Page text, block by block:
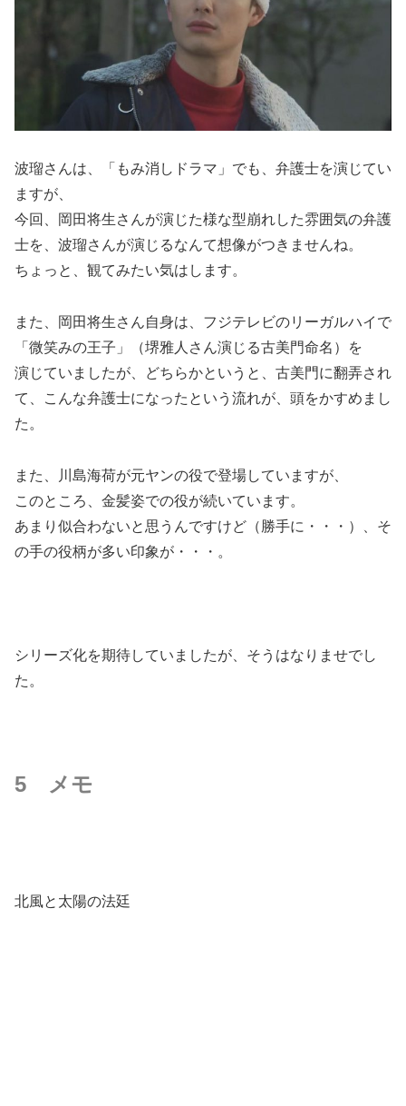
波瑠さんは、「もみ消しドラマ」でも、弁護士を演じてい
ますが、
今回、岡田将生さんが演じた様な型崩れした雰囲気の弁護
士を、波瑠さんが演じるなんて想像がつきませんね。
ちょっと、観てみたい気はします。
また、岡田将生さん自身は、フジテレビのリーガルハイで
「微笑みの王子」（堺雅人さん演じる古美門命名）を
演じていましたが、どちらかというと、古美門に翻弄され
て、こんな弁護士になったという流れが、頭をかすめまし
た。
また、川島海荷が元ヤンの役で登場していますが、
このところ、金髪姿での役が続いています。
あまり似合わないと思うんですけど（勝手に・・・）、そ
の手の役柄が多い印象が・・・。
シリーズ化を期待していましたが、そうはなりませでし
た。
5 メモ
北風と太陽の法廷